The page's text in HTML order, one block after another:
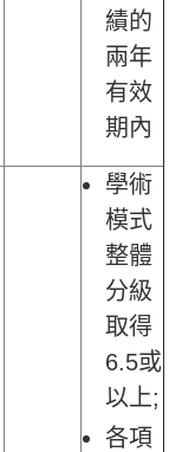
績的
兩年
有效
期內
學術
模式
整體
分級
取得
6.5或
以上;
各項